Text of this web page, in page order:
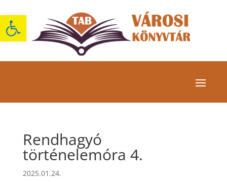
Eszköztár megnyitása
Rendhagyó
történelemóra 4.
2025.01.24.